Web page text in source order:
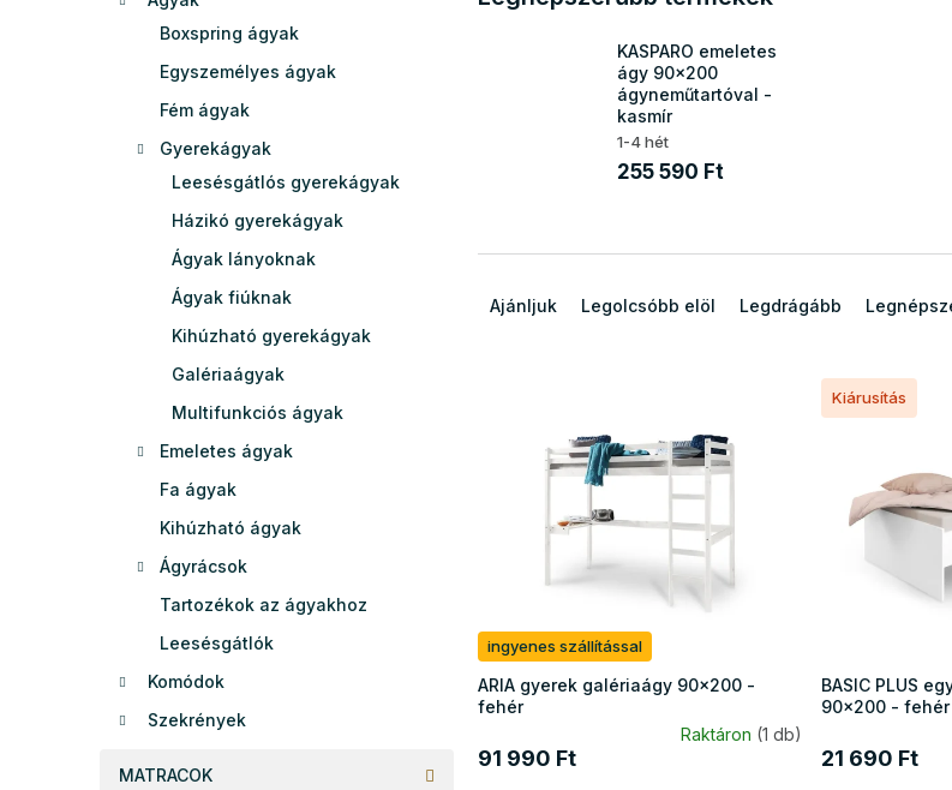
Boxspring ágyak
Egyszemélyes ágyak
Fém ágyak
Gyerekágyak
Leesésgátlós gyerekágyak
Házikó gyerekágyak
Ágyak lányoknak
Ágyak fiúknak
Kihúzható gyerekágyak
Galériaágyak
Multifunkciós ágyak
Emeletes ágyak
Fa ágyak
Kihúzható ágyak
Ágyrácsok
Tartozékok az ágyakhoz
Leesésgátlók
Komódok
Szekrények
MATRACOK
KASPARO emeletes
ágy 90x200
ágyneműtartóval -
kasmír
1-4 hét
255 590 Ft
e
é
s
e
Ajánljuk Legolcsóbb elöl Legdrágább
i
s
t
á
j
a
ingyenes szállítással
ARIA gyerek galériaágy 90x200 -
fehér
Raktáron (1 db)
91 990 Ft
Kiárusítás
BASIC PLUS
90x200 - fehér
21 690 Ft